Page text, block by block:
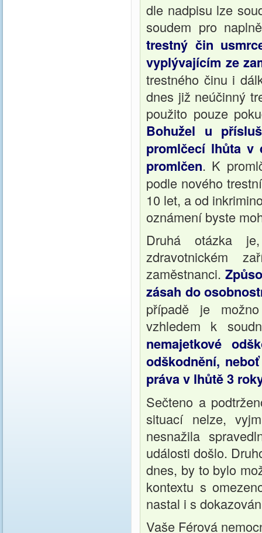
dle nadpisu lze
soudem pro
trestný čin
vyplývajícím ze
trestného činu i
dnes již neúčinný
použito pouze
Bohužel u
promlčecí lhůta
promlčen. K
podle nového
10 let, a od
oznámení byste
Druhá otázka
zdravotnickém
zaměstnanci.
zásah do
případě je
vzhledem k
nemajetkové
odškodnění,
práva v lhůtě 3
Sečteno a
situací nelze,
nesnažila
události došlo.
dnes, by to bylo
kontextu s
nastal i s
Vaše Férová